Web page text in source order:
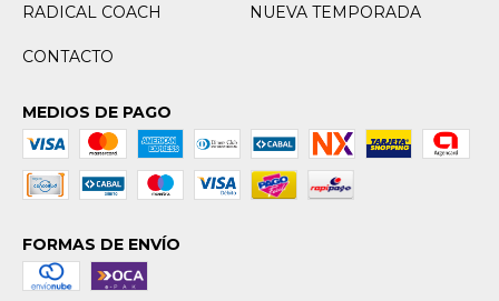
RADICAL COACH NUEVA TEMPORADA
CONTACTO
MEDIOS DE PAGO
FORMAS DE ENVÍO